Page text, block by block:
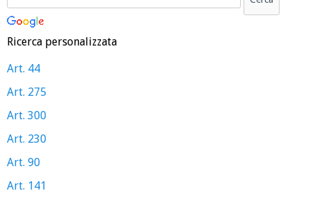
Ricerca personalizzata
Art. 44
Art. 275
Art. 300
Art. 230
Art. 90
Art. 141